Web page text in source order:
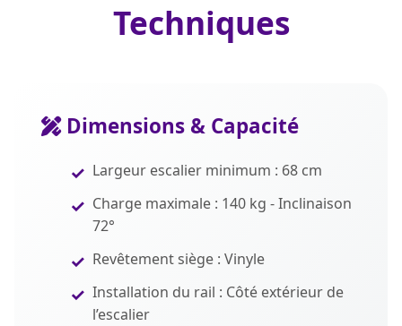
Techniques
Dimensions & Capacité
Largeur escalier minimum : 68 cm
Charge maximale : 140 kg - Inclinaison
72°
Revêtement siège : Vinyle
Installation du rail : Côté extérieur de
l’escalier